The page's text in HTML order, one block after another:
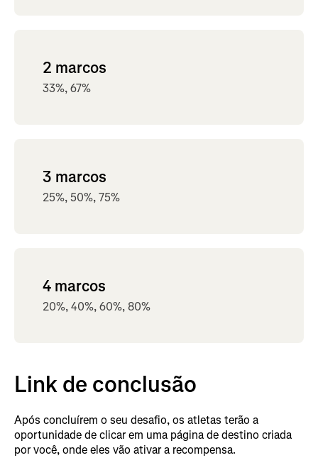
2 marcos
33%, 67%
3 marcos
25%, 50%, 75%
4 marcos
20%, 40%, 60%, 80%
Link de conclusão
Após concluírem o seu desafio, os atletas terão a
oportunidade de clicar em uma página de destino criada
por você, onde eles vão ativar a recompensa.